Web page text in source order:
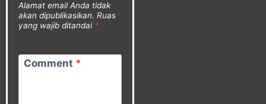
Alamat email Anda tidak
akan dipublikasikan. Ruas
yang wajib ditandai *
Comment *